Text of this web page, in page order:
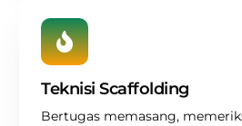
Teknisi Scaffolding
Bertugas memasang,